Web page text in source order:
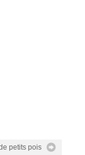
petits pois